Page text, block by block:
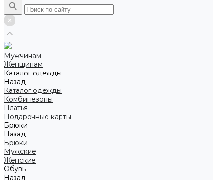
Мужчинам
Женщинам
Каталог одежды
Назад
Каталог одежды
Комбинезоны
Платья
Подарочные карты
Брюки
Назад
Брюки
Мужские
Женские
Обувь
Назад